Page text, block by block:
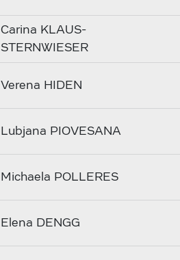
Carina KLAUS-
STERNWIESER
Verena HIDEN
Lubjana PIOVESANA
Michaela POLLERES
Elena DENGG